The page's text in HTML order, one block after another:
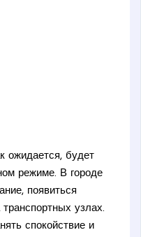
ожидается, будет
режиме. В городе
появиться
узлах.
спокойствие и